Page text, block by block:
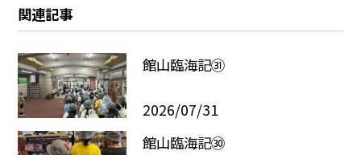
関連記事
館山臨海記㉛
2026/07/31
館山臨海記㉚